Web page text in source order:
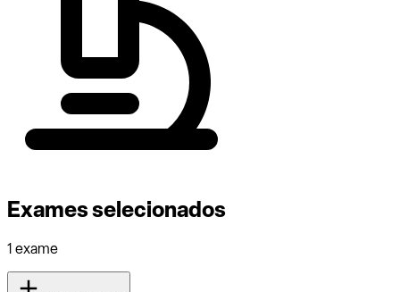
Exames selecionados
1 exame